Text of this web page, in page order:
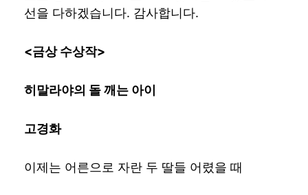
선을 다하겠습니다. 감사합니다.
<금상 수상작>
히말라야의 돌 깨는 아이
고경화
이제는 어른으로 자란 두 딸들 어렸을 때